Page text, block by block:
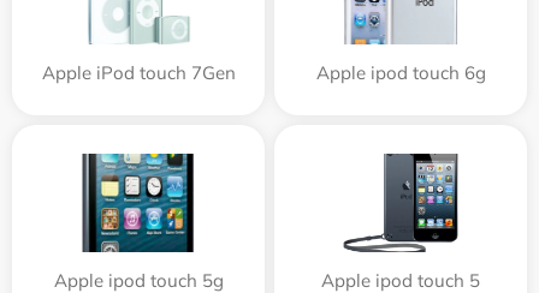
Apple iPod touch 7Gen Apple ipod touch 6g
Apple ipod touch 5g Apple ipod touch 5